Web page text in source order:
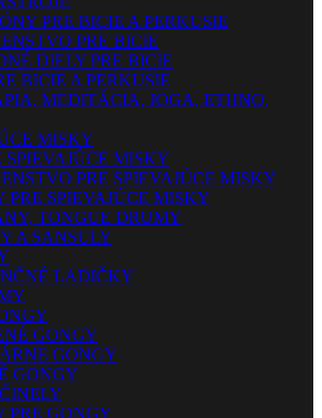
PRE BICIE A PERKUSIE
PRE BICIE
DIELY PRE BICIE
BICIE A PERKUSIE
MEDITÁCIA, JOGA, ETHNO,
MISKY
MISKY
PRE SPIEVAJÚCE MISKY
PRE SPIEVAJÚCE MISKY
TONGUE DRUMY
A SANSULY
LADIČKY
GONGY
GONGY
GONGY
PRE GONGY